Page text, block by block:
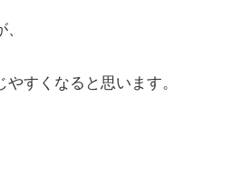
すくなると思います。